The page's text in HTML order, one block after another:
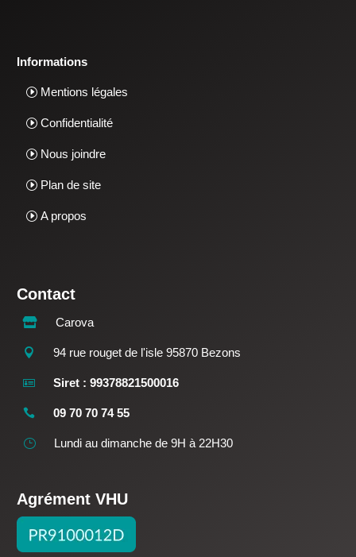
Informations
Mentions légales
Confidentialité
Nous joindre
Plan de site
A propos
Contact
 Carova
 94 rue rouget de l'isle 95870 Bezons
 Siret : 99378821500016
 09 70 70 74 55
} Lundi au dimanche de 9H à 22H30
Agrément VHU